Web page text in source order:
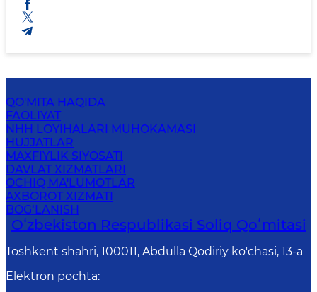
QO'MITA HAQIDA
FAOLIYAT
NHH LOYIHALARI MUHOKAMASI
HUJJATLAR
MAXFIYLIK SIYOSATI
DAVLAT XIZMATLARI
OCHIQ MA'LUMOTLAR
AXBOROT XIZMATI
BOG‘LANISH
Oʻzbekiston Respublikasi Soliq Qoʻmitasi
Toshkent shahri, 100011, Abdulla Qodiriy ko'chasi, 13-a
Elektron pochta: